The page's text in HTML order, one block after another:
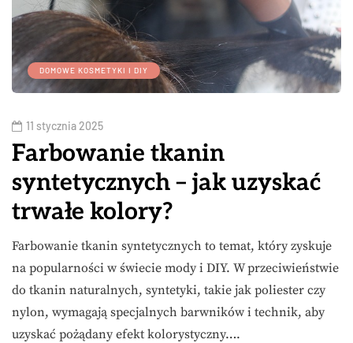
DOMOWE KOSMETYKI I DIY
11 stycznia 2025
Farbowanie tkanin
syntetycznych – jak uzyskać
trwałe kolory?
Farbowanie tkanin syntetycznych to temat, który zyskuje
na popularności w świecie mody i DIY. W przeciwieństwie
do tkanin naturalnych, syntetyki, takie jak poliester czy
nylon, wymagają specjalnych barwników i technik, aby
uzyskać pożądany efekt kolorystyczny….